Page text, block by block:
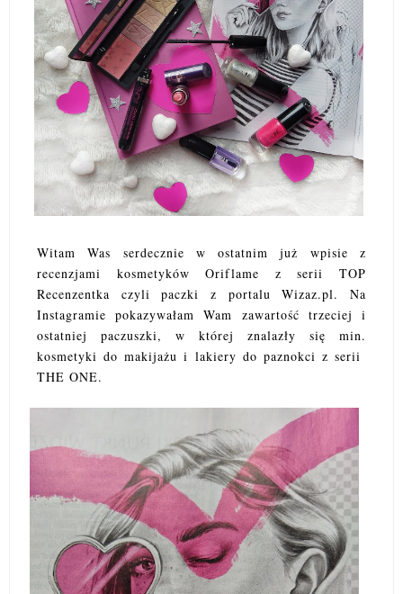
Witam Was serdecznie w ostatnim już wpisie z
recenzjami kosmetyków Oriflame z serii TOP
Recenzentka czyli paczki z portalu Wizaz.pl. Na
Instagramie pokazywałam Wam zawartość trzeciej i
ostatniej paczuszki, w której znalazły się min.
kosmetyki do makijażu i lakiery do paznokci z serii
THE ONE.